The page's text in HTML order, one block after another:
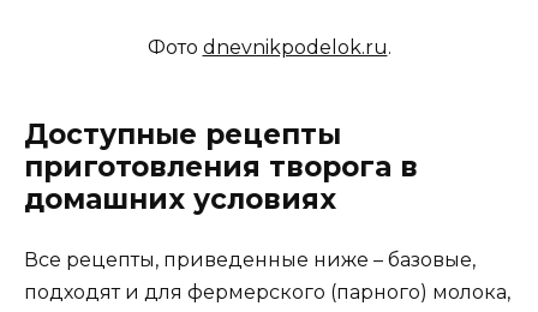
Фото dnevnikpodelok.ru.
Доступные рецепты
приготовления творога в
домашних условиях
Все рецепты, приведенные ниже – базовые,
подходят и для фермерского (парного) молока,